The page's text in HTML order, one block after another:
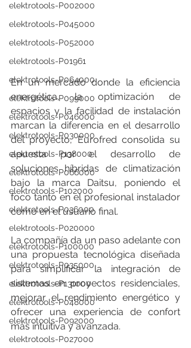
elektrotools-P002000
elektrotools-P045000
elektrotools-P052000
elektrotools-P01961
elektrotools-P064000
elektrotools-P099000
elektrotools-P046000
elektrotools-P030000
elektrotools-P138000
elektrotools-P066000
elektrotools-P102000
elektrotools-P036000
elektrotools-P020000
elektrotools-P100000
elektrotools-P035000
elektrotools-P131000
elektrotools-P048000
elektrotools-P092000
elektrotools-P027000
En un mercado donde la eficiencia
energética, la optimización de
espacios y la facilidad de instalación
marcan la diferencia en el desarrollo
del proyecto, Eurofred consolida su
apuesta por el desarrollo de
soluciones híbridas de climatización
bajo la marca Daitsu, poniendo el
foco tanto en el profesional instalador
como en el usuario final.
La compañía da un paso adelante con
una propuesta tecnológica diseñada
para simplificar la integración de
sistemas en proyectos residenciales,
mejorar el rendimiento energético y
ofrecer una experiencia de confort
más intuitiva y avanzada.